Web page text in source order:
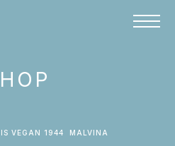
VEGAN 1944 MALVINA